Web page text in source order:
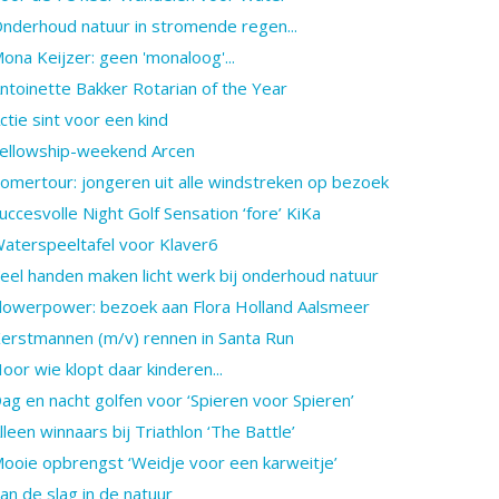
natuur in stromende regen...
Keijzer: geen 'monaloog'...
Bakker Rotarian of the Year
sint voor een kind
weekend Arcen
jongeren uit alle windstreken op bezoek
Night Golf Sensation ‘fore’ KiKa
voor Klaver6
handen maken licht werk bij onderhoud natuur
bezoek aan Flora Holland Aalsmeer
(m/v) rennen in Santa Run
wie klopt daar kinderen...
en nacht golfen voor ‘Spieren voor Spieren’
winnaars bij Triathlon ‘The Battle’
opbrengst ‘Weidje voor een karweitje’
de slag in de natuur